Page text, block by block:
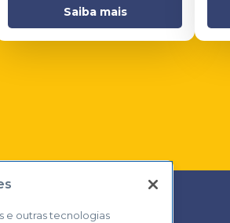
Saiba mais
e outras tecnologias